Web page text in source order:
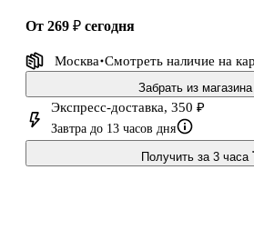
от 269 ₽ сегодня
Москва Смотреть наличие на
Забрать из магазина
Экспресс-доставка, 350 ₽
Завтра до 13 часов дня
Получить за 3 часа